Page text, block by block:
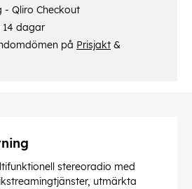
- Qliro Checkout
dagar
på Prisjakt &
stereoradio med
utmärkta